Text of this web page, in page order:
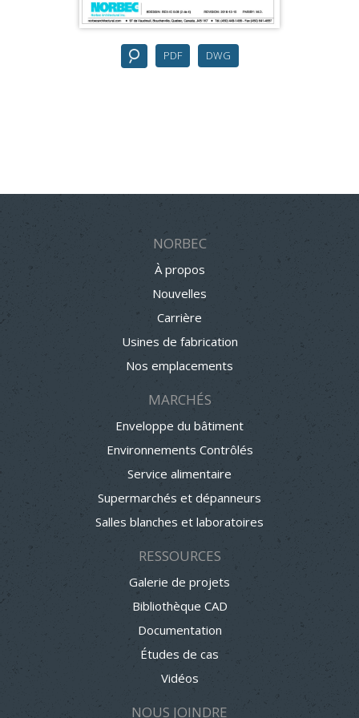
PDF DWG
NORBEC
À propos
Nouvelles
Carrière
Usines de fabrication
Nos emplacements
MARCHÉS
Enveloppe du bâtiment
Environnements Contrôlés
Service alimentaire
Supermarchés et dépanneurs
Salles blanches et laboratoires
RESSOURCES
Galerie de projets
Bibliothèque CAD
Documentation
Études de cas
Vidéos
NOUS JOINDRE